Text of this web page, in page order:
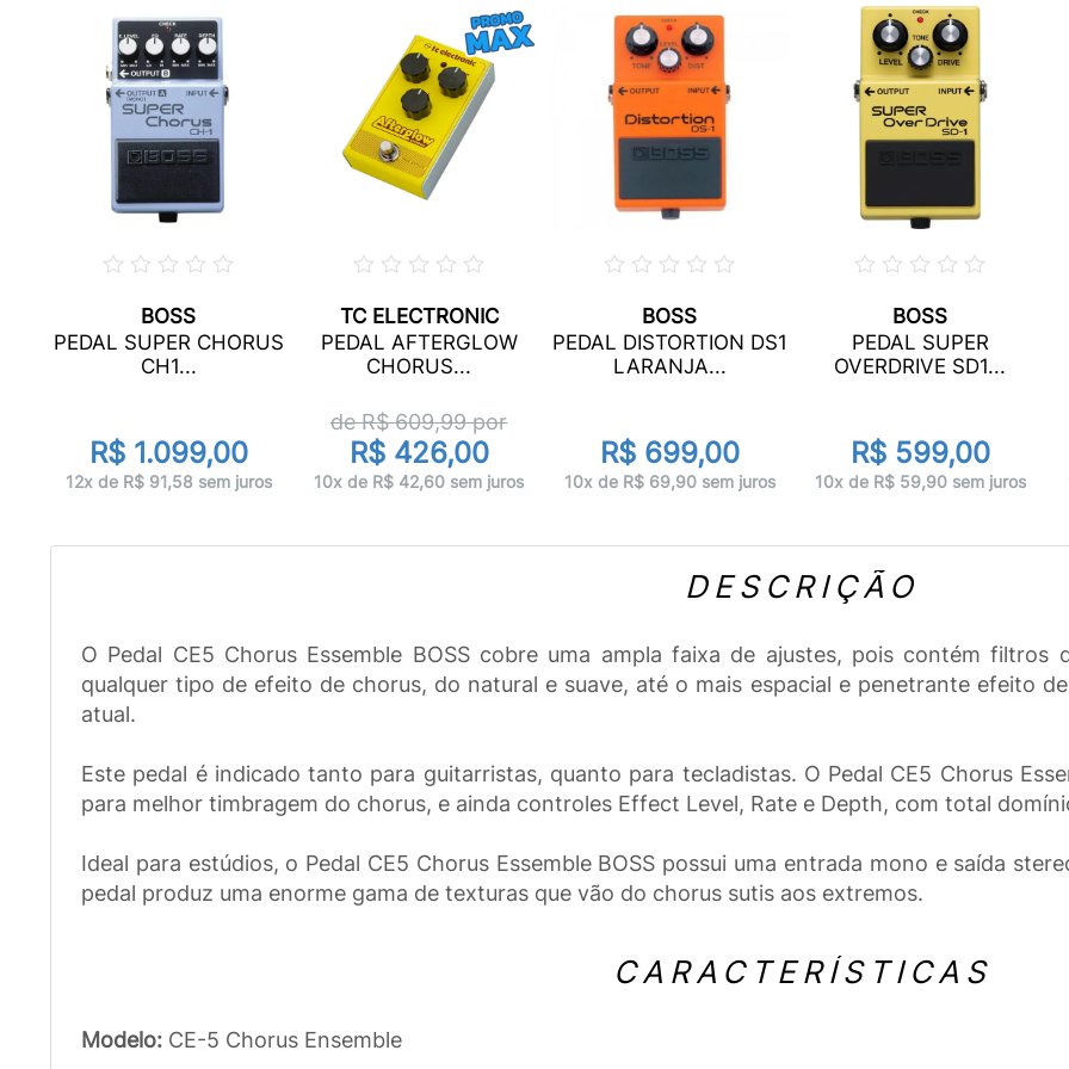
BOSS
PEDAL SUPER CHORUS
CH1...
R$ 1.099,00
12x de R$ 91,58 sem juros
TC ELECTRONIC
PEDAL AFTERGLOW
CHORUS...
de R$609,99por
R$ 426,00
10x de R$ 42,60 sem juros
BOSS
PEDAL DISTORTION DS1
LARANJA...
R$ 699,00
10x de R$ 69,90 sem juros
BOSS
PEDAL SUPER
OVERDRIVE SD1...
R$ 599,00
10x de R$ 59,90 sem juros
DESCRIÇÃO
O Pedal CE5 Chorus Essemble BOSS cobre uma ampla faixa de ajustes, pois contém
qualquer tipo de efeito de chorus, do natural e suave, até o mais espacial e penetrante efeito
atual.
Este pedal é indicado tanto para guitarristas, quanto para tecladistas. O Pedal CE5 Chorus
para melhor timbragem do chorus, e ainda controles Effect Level, Rate e Depth, com total
Ideal para estúdios, o Pedal CE5 Chorus Essemble BOSS possui uma entrada mono e saída
pedal produz uma enorme gama de texturas que vão do chorus sutis aos extremos.
CARACTERÍSTICAS
Modelo: CE-5 Chorus Ensemble